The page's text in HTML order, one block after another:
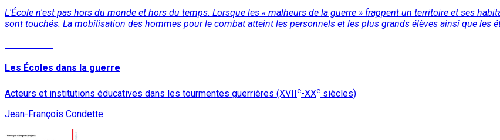
L'École n'est pas hors du monde et hors du temps. Lorsque les « malheurs de la guerre » frappent un territoire et ses
sont touchés. La mobilisation des hommes pour le combat atteint les personnels et les plus grands élèves ainsi que les
Les Écoles dans la guerre
Acteurs et institutions éducatives dans les tourmentes guerrières (XVIIe-XXe siècles)
Jean-François Condette